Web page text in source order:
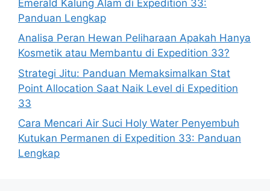
Emerald Kalung Alam di Expedition 33:
Panduan Lengkap
Analisa Peran Hewan Peliharaan Apakah Hanya
Kosmetik atau Membantu di Expedition 33?
Strategi Jitu: Panduan Memaksimalkan Stat
Point Allocation Saat Naik Level di Expedition
33
Cara Mencari Air Suci Holy Water Penyembuh
Kutukan Permanen di Expedition 33: Panduan
Lengkap